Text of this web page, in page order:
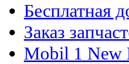
Бесплатная
Заказ
Mobil 1 New